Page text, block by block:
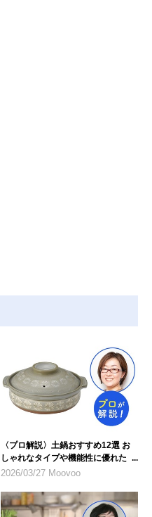
〈プロ解説〉土鍋おすすめ12選 お
しゃれなタイプや機能性に優れたも
のを紹介
2026/03/27 Moovoo